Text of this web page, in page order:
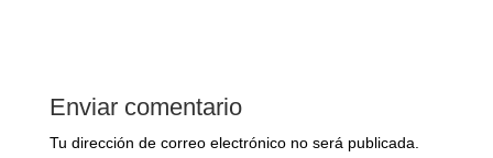
Enviar comentario
Tu dirección de correo electrónico no será publicada.